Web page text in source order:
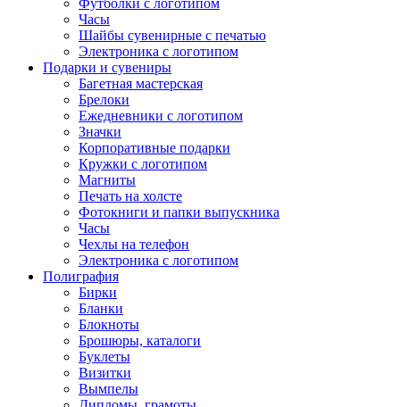
Футболки с логотипом
Часы
Шайбы сувенирные с печатью
Электроника с логотипом
Подарки и сувениры
Багетная мастерская
Брелоки
Ежедневники с логотипом
Значки
Корпоративные подарки
Кружки с логотипом
Магниты
Печать на холсте
Фотокниги и папки выпускника
Часы
Чехлы на телефон
Электроника с логотипом
Полиграфия
Бирки
Бланки
Блокноты
Брошюры, каталоги
Буклеты
Визитки
Вымпелы